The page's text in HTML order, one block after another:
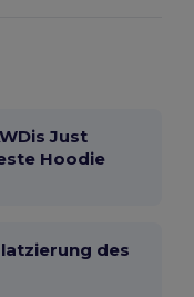
Just
Hoodie
des